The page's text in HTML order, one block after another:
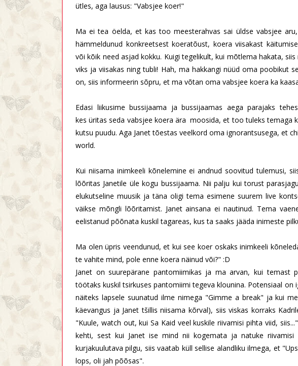
ütles, aga lausus: "Vabsjee koer!"
Ma ei tea öelda, et kas too meesterahvas sai üldse vabsjee
hämmeldunud konkreetsest koeratõust, koera viisakast
või kõik need asjad kokku. Kuigi tegelikult, kui mõtlema hakata,
viks ja viisakas ning tubli! Hah, ma hakkangi nüüd oma poobikut
on, siis informeerin sõpru, et ma võtan oma vabsjee koera ka
Edasi liikusime bussijaama ja bussijaamas aega parajaks
kes üritas seda vabsjee koera ära moosida, et too tuleks temaga
kutsu puudu. Aga Janet tõestas veelkord oma ignorantsusega, et
world.
Kui niisama inimkeeli kõnelemine ei andnud soovitud tulemusi,
lõõritas Janetile üle kogu bussijaama. Nii palju kui torust
elukutseline muusik ja täna oligi tema esimene suurem live
väikse mõngli lõõritamist. Janet ainsana ei nautinud. Tema
eelistanud põõnata kuskil tagareas, kus ta saaks jääda inimeste
Ma olen üpris veendunud, et kui see koer oskaks inimkeeli
te vahite mind, pole enne koera näinud või?" :D
Janet on suurepärane pantomiimikas ja ma arvan, kui temast
töötaks kuskil tsirkuses pantomiimi tegeva klounina. Potensiaal on
näiteks lapsele suunatud ilme nimega "Gimme a break" ja kui
käevangus ja Janet tšillis niisama kõrval), siis viskas korraks
"Kuule, watch out, kui Sa Kaid veel kuskile riivamisi pihta viid,
kehti, sest kui Janet ise mind nii kogemata ja natuke
kurjakuulutava pilgu, siis vaatab küll sellise alandliku ilmega, et
lops, oli jah põõsas".